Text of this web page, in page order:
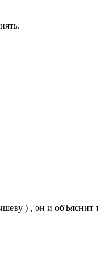
) , он и обЪяснит